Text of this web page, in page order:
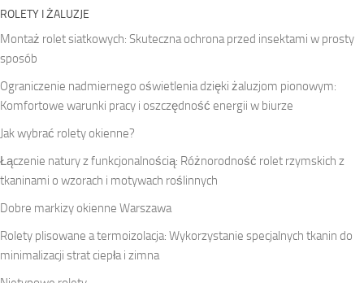
ROLETY I ŻALUZJE
Montaż rolet siatkowych: Skuteczna ochrona przed insektami w prosty
sposób
Ograniczenie nadmiernego oświetlenia dzięki żaluzjom pionowym:
Komfortowe warunki pracy i oszczędność energii w biurze
Jak wybrać rolety okienne?
Łączenie natury z funkcjonalnością: Różnorodność rolet rzymskich z
tkaninami o wzorach i motywach roślinnych
Dobre markizy okienne Warszawa
Rolety plisowane a termoizolacja: Wykorzystanie specjalnych tkanin do
minimalizacji strat ciepła i zimna